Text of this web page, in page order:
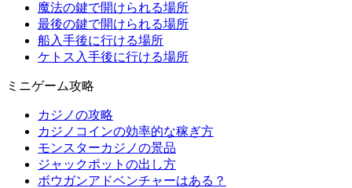
魔法の鍵で開けられる場所
最後の鍵で開けられる場所
船入手後に行ける場所
ケトス入手後に行ける場所
ミニゲーム攻略
カジノの攻略
カジノコインの効率的な稼ぎ方
モンスターカジノの景品
ジャックポットの出し方
ボウガンアドベンチャーはある？